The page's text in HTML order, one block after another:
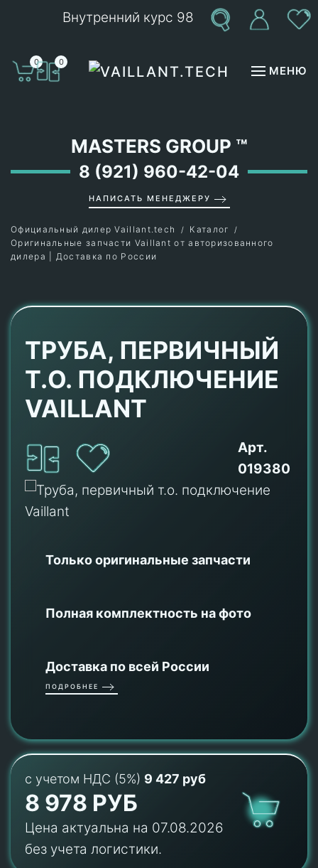
Внутренний курс 98
0 0
МЕНЮ
MASTERS GROUP ™
8 (921) 960-42-04
НАПИСАТЬ МЕНЕДЖЕРУ
Официальный дилер Vaillant.tech
Каталог
Оригинальные запчасти Vaillant от авторизованного
дилера | Доставка по России
ТРУБА, ПЕРВИЧНЫЙ
Т.О. ПОДКЛЮЧЕНИЕ
VAILLANT
Арт.
019380
Только оригинальные запчасти
Полная комплектность на фото
Доставка по всей России
ПОДРОБНЕЕ
с учетом НДС (5%) 9 427 руб
8 978 РУБ
Цена актуальна на 07.08.2026
без учета логистики.